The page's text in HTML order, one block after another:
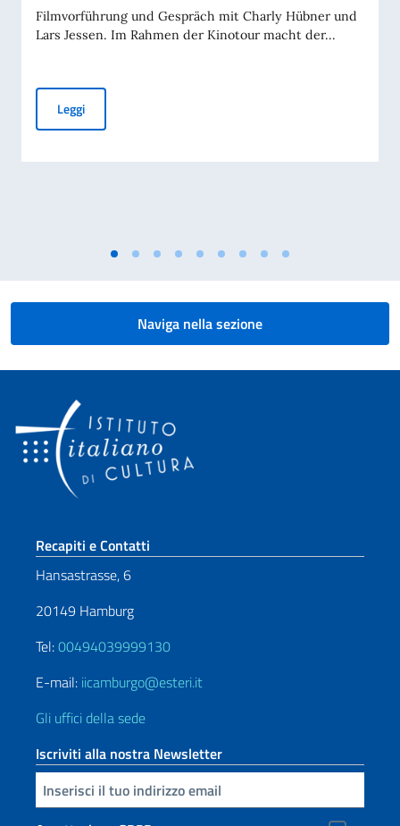
Filmvorführung und Gespräch mit Charly Hübner und
Lars Jessen. Im Rahmen der Kinotour macht der...
Leggi"Spaziergang nach Syrakus". Ein Film von Lars Jessen
Naviga nella sezione
Sezione footer
Recapiti e Contatti
Hansastrasse, 6
20149 Hamburg
Tel:00494039999130
E-mail: iicamburgo@esteri.it
Gli uffici della sede
Iscriviti alla nostra Newsletter
Inserisci la tua email